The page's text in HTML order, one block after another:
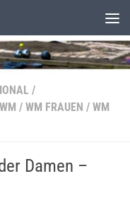
/
WM / WM FRAUEN / WM
Damen –